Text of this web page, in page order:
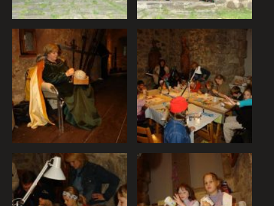
Zo zákona môžeme na vašom zariadení ukladať iba súbory
cookie, ktoré sú nevyhnutné pre prevádzku týchto stránok.
Pre všetky ostatné typy súborov cookie potrebujeme vaše
povolenie. Budeme vďační, keď nám ho poskytnete a
pomôžete nám tak naše stránky a služby zlepšovať. Svoj
súhlas s používaním cookies na našom webe môžete
samozrejme kedykoľvek zmeniť alebo odvolať.
Vyberte úroveň cookies, ktorú chcete povoliť
Technické cookies
Technické súbory cookie sú pre prevádzku nevyhnutné a
pomáhajú urobiť webové stránky uplatniteľnými tým, že